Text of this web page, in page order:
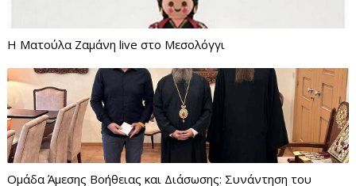
Η Ματούλα Ζαμάνη live στο Μεσολόγγι
Ομάδα Άμεσης Βοήθειας και Διάσωσης: Συνάντηση του